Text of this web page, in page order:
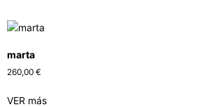
marta
260,00 €
VER más